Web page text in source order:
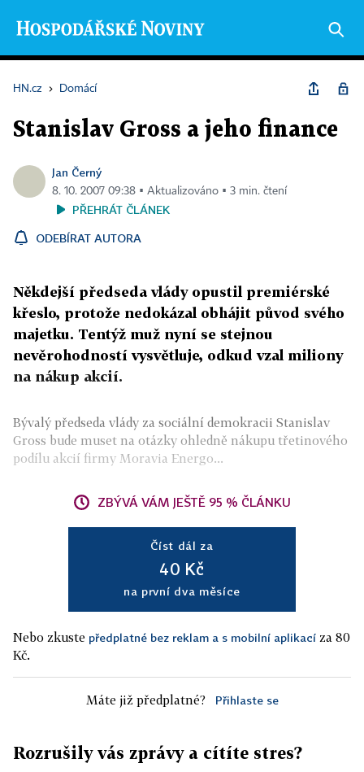
HN.cz › Domácí
Stanislav Gross a jeho finance
Jan Černý
8. 10. 2007 09:38 ▪ Aktualizováno ▪ 3 min. čtení
PŘEHRÁT ČLÁNEK
ODEBÍRAT AUTORA
Někdejší předseda vlády opustil premiérské
křeslo, protože nedokázal obhájit původ svého
majetku. Tentýž muž nyní se stejnou
nevěrohodností vysvětluje, odkud vzal miliony
na nákup akcií.
Bývalý předseda vlády za sociální demokracii Stanislav
Gross bude muset na otázky ohledně nákupu třetinového
podílu akcií firmy Moravia Energo...
ZBÝVÁ VÁM JEŠTĚ 95 % ČLÁNKU
Číst dál za
40 Kč
na první dva měsíce
Nebo zkuste předplatné bez reklam a s mobilní aplikací za 80
Kč.
Máte již předplatné? Přihlaste se
Rozrušily vás zprávy a cítíte stres?